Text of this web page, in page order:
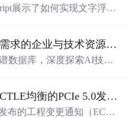
展示了如何实现文字浮动
此外，文中还包含了对CS
用，增加了互动性和趣味
怎样快速锁定符合产业需求的企业与技术资源？.docx
数据库，深度探索AI技术
推动科技创新与产业创新【高速接口测试】基于CTLE均衡的PCIe 5.0发射机抖动测量方法：32 GT/s速率下精确评估硅基抖动分量的技术方案
布的工程变更通知（EC